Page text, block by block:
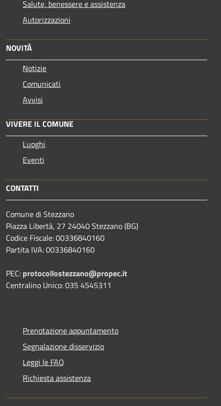
Salute, benessere e assistenza
Autorizzazioni
NOVITÀ
Notizie
Comunicati
Avvisi
VIVERE IL COMUNE
Luoghi
Eventi
CONTATTI
Comune di Stezzano
Piazza Libertà, 27 24040 Stezzano (BG)
Codice Fiscale: 00336840160
Partita IVA: 00336840160
PEC: protocollostezzano@propec.it
Centralino Unico: 035 4545311
Prenotazione appuntamento
Segnalazione disservizio
Leggi le FAQ
Richiesta assistenza